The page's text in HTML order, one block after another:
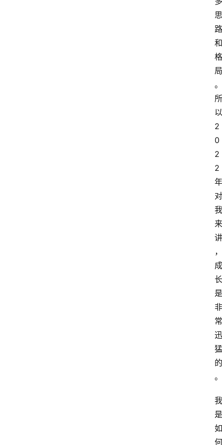
思
路
和
格
局
。
所
以
2
0
2
2
年
对
我
来
讲
，
成
长
是
非
常
迅
猛
的
。
我
是
如
何